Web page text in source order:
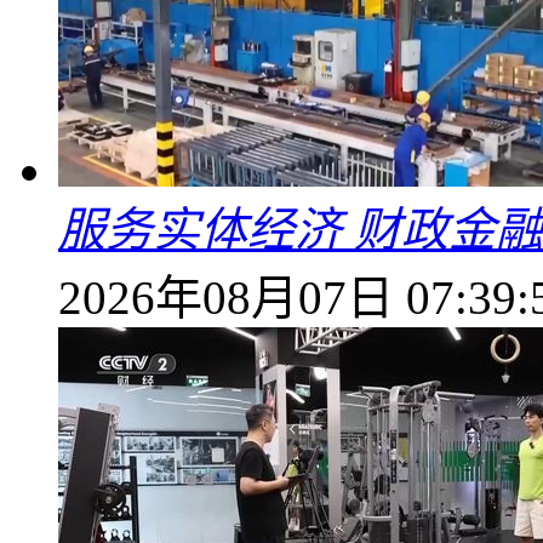
服务实体经济 财政金
2026年08月07日